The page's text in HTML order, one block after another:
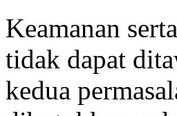
Keamanan
tidak dapat
kedua